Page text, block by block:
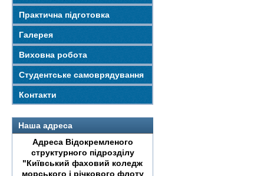
Практична підготовка
Галерея
Виховна робота
Студентське самоврядування
Контакти
Наша адреса
Адреса Відокремленого
структурного підрозділу
"Київський фаховий коледж
морського і річкового флоту